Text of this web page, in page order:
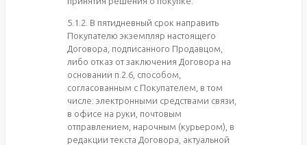
5.1.2. В пятидневный срок направить
Покупателю экземпляр настоящего
Договора, подписанного Продавцом,
либо отказ от заключения Договора на
основании п.2.6, способом,
согласованным с Покупателем, в том
числе: электронными средствами связи,
в офисе на руки, почтовым
отправлением, нарочным (курьером), в
редакции текста Договора, актуальной